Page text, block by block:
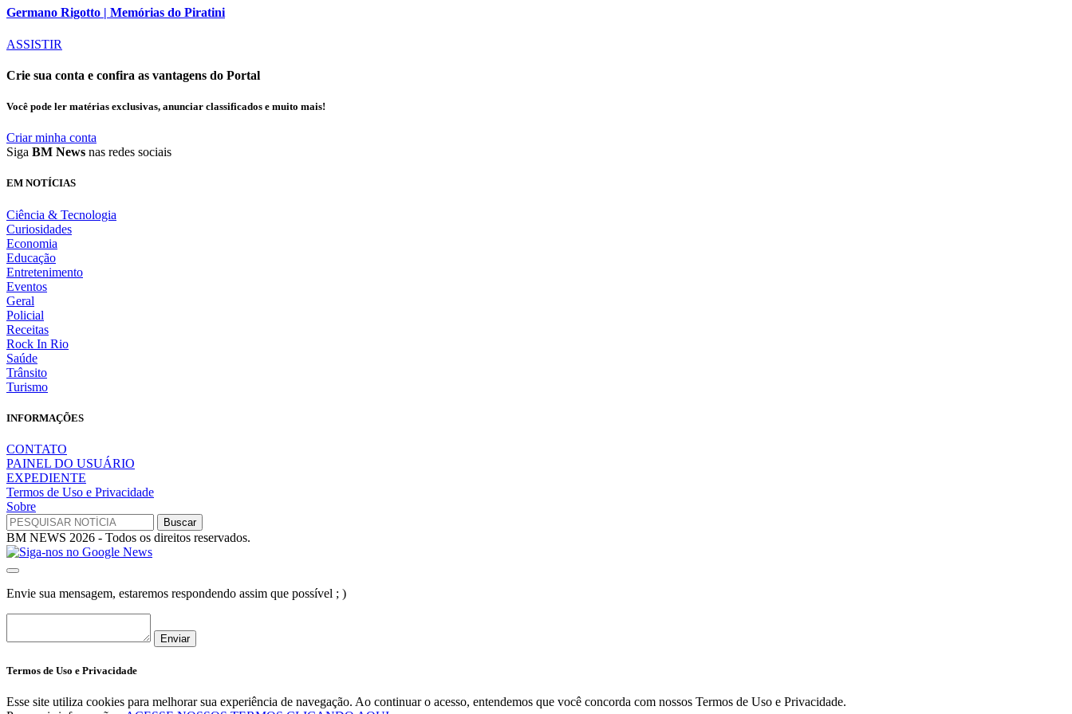
Germano Rigotto | Memórias do Piratini
ASSISTIR
Crie sua conta e confira as vantagens do Portal
Você pode ler matérias exclusivas, anunciar classificados e muito mais!
Criar minha conta
Siga BM News nas redes sociais
EM NOTÍCIAS
Ciência & Tecnologia
Curiosidades
Economia
Educação
Entretenimento
Eventos
Geral
Policial
Receitas
Rock In Rio
Saúde
Trânsito
Turismo
INFORMAÇÕES
CONTATO
PAINEL DO USUÁRIO
EXPEDIENTE
Termos de Uso e Privacidade
Sobre
BM NEWS 2026 - Todos os direitos reservados.
Envie sua mensagem, estaremos respondendo assim que possível ; )
Enviar
Termos de Uso e Privacidade
Esse site utiliza cookies para melhorar sua experiência de navegação. Ao continuar o acesso, entendemos que você concorda com nossos Termos de Uso e Privacidade.